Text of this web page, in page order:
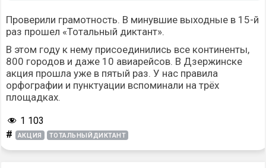
Проверили грамотность. В минувшие выходные в 15-й
раз прошел «Тотальный диктант».
В этом году к нему присоединились все континенты,
800 городов и даже 10 авиарейсов. В Дзержинске
акция прошла уже в пятый раз. У нас правила
орфографии и пунктуации вспоминали на трёх
площадках.
1 103
# АКЦИЯ ТОТАЛЬНЫЙДИКТАНТ